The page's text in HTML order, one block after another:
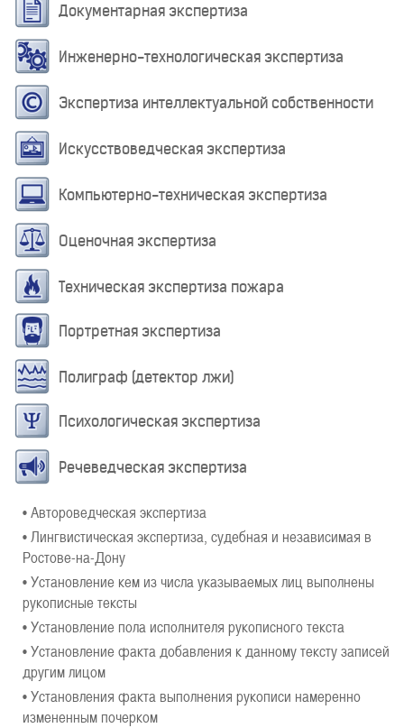
Документарная экспертиза
Инженерно-технологическая экспертиза
Экспертиза интеллектуальной собственности
Искусствоведческая экспертиза
Компьютерно-техническая экспертиза
Оценочная экспертиза
Техническая экспертиза пожара
Портретная экспертиза
Полиграф (детектор лжи)
Психологическая экспертиза
Речеведческая экспертиза
• Автороведческая экспертиза
• Лингвистическая экспертиза, судебная и независимая в
Ростове-на-Дону
• Установление кем из числа указываемых лиц выполнены
рукописные тексты
• Установление пола исполнителя рукописного текста
• Установление факта добавления к данному тексту записей
другим лицом
• Установления факта выполнения рукописи намеренно
измененным почерком